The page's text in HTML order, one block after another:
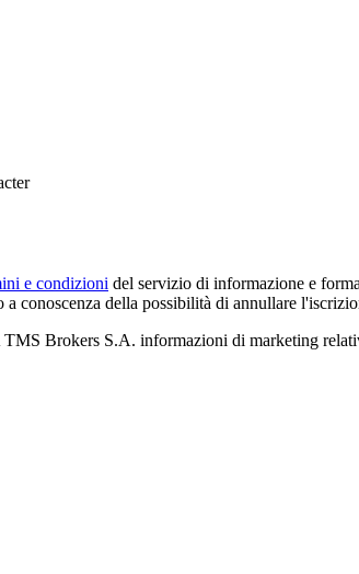
e condizioni del servizio di informazione e
conoscenza della possibilità di annullare
Brokers S.A. informazioni di marketing